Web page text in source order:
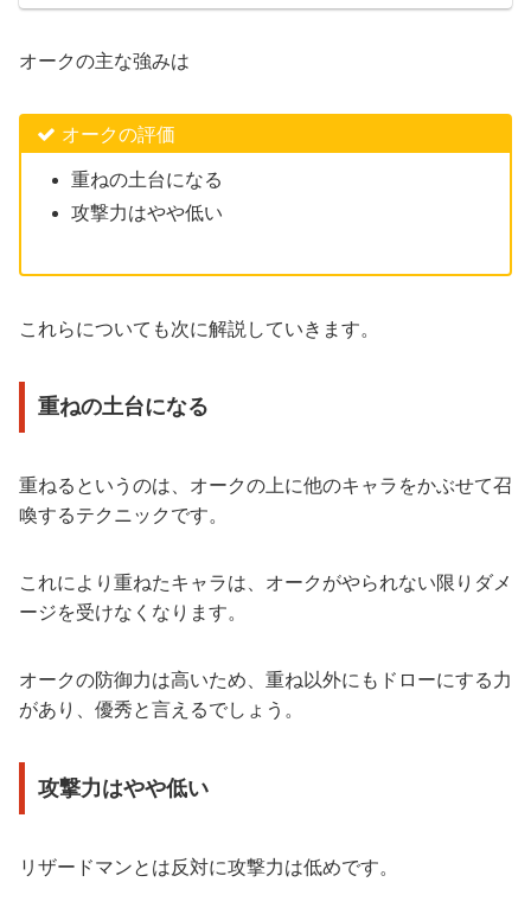
オークの主な強みは
オークの評価
重ねの土台になる
攻撃力はやや低い
これらについても次に解説していきます。
重ねの土台になる
重ねるというのは、オークの上に他のキャラをかぶせて召
喚するテクニックです。
これにより重ねたキャラは、オークがやられない限りダメ
ージを受けなくなります。
オークの防御力は高いため、重ね以外にもドローにする力
があり、優秀と言えるでしょう。
攻撃力はやや低い
リザードマンとは反対に攻撃力は低めです。